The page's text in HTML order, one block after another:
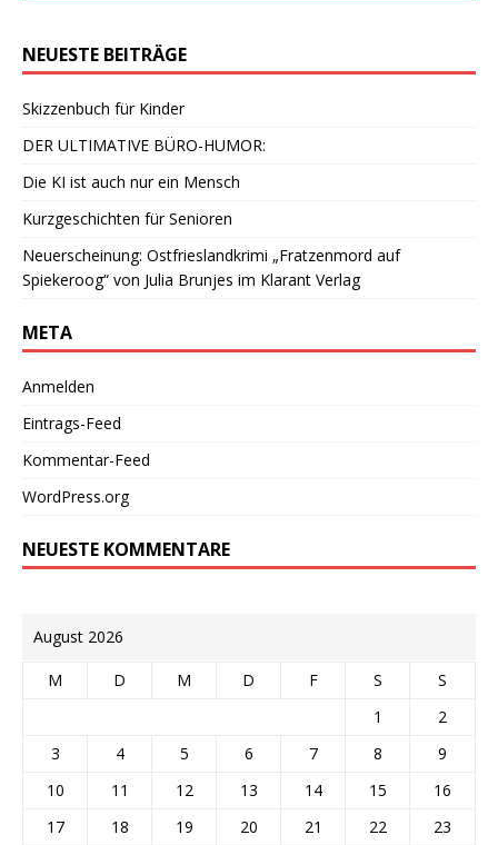
NEUESTE BEITRÄGE
Skizzenbuch für Kinder
DER ULTIMATIVE BÜRO-HUMOR:
Die KI ist auch nur ein Mensch
Kurzgeschichten für Senioren
Neuerscheinung: Ostfrieslandkrimi „Fratzenmord auf
Spiekeroog“ von Julia Brunjes im Klarant Verlag
META
Anmelden
Eintrags-Feed
Kommentar-Feed
WordPress.org
NEUESTE KOMMENTARE
August 2026
M D M D F S
S
1
2
3
4 5 6 7 8
9
10
11 12 13 14 15
16
17
18 19 20 21 22
23